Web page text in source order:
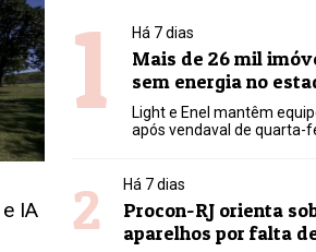
IA
1 Há 7 dias
Mais de 26 mil
sem energia no
Light e Enel mantêm
após vendaval de quarta-
2 Há 7 dias
Procon-RJ orienta
aparelhos por falta